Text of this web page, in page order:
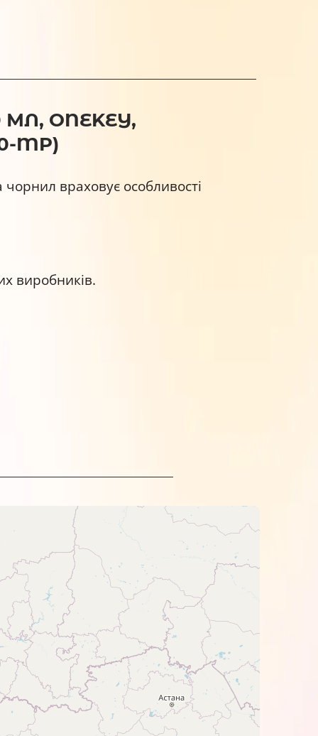
ONEKEY,
MP)
враховує особливості
виробників.
заправкою краще позбутися їх
навпаки, то перед заправкою
сонячних променів.
яким типом фотопаперу залежно від